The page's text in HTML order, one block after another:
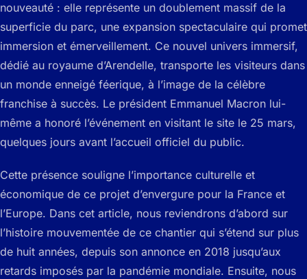
nouveauté : elle représente un doublement massif de la
superficie du parc, une expansion spectaculaire qui promet
immersion et émerveillement. Ce nouvel univers immersif,
dédié au royaume d’Arendelle, transporte les visiteurs dans
un monde enneigé féerique, à l’image de la célèbre
franchise à succès. Le président Emmanuel Macron lui-
même a honoré l’événement en visitant le site le 25 mars,
quelques jours avant l’accueil officiel du public.
Cette présence souligne l’importance culturelle et
économique de ce projet d’envergure pour la France et
l’Europe. Dans cet article, nous reviendrons d’abord sur
l’histoire mouvementée de ce chantier qui s’étend sur plus
de huit années, depuis son annonce en 2018 jusqu’aux
retards imposés par la pandémie mondiale. Ensuite, nous